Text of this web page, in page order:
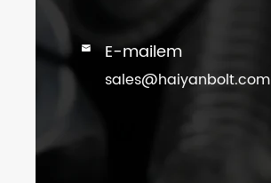
 E-mailem
sales@haiyanbolt.com